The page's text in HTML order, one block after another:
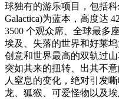
球独有的游乐项目，包括
Galactica)为蓝本，高度达
3500 个观众席、全球最多
埃及、失落的世界和好莱
创意和世界最高的双轨过
突如其来的扭转、出其不
人窒息的变化，绝对引发
龙、狐猴、可爱怪物以及